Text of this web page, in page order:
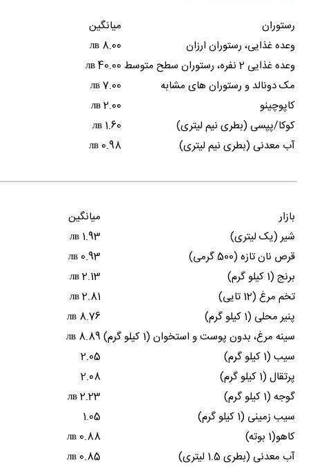
میانگین
رستوران
8.00 лв
وعده غذایی، رستوران ارزان
40.00 лв
وعده غذایی 2 نفره، رستوران سطح متوسط
7.00 лв
مک دونالد و رستوران های مشابه
2.00 лв
کاپوچینو
1.60 лв
کوکا/پپسی (بطری نیم لیتری)
0.98 лв
آب معدنی (بطری نیم لیتری)
میانگین
بازار
1.93 лв
شیر (یک لیتری)
0.93 лв
قرص نان تازه (500 گرمی)
2.13 лв
برنج (1 کیلو گرم)
2.81 лв
تخم مرغ (12 تایی)
8.76 лв
پنیر محلی (1 کیلو گرم)
8.89 лв
سینه مرغ، بدون پوست و استخوان (1 کیلو گرم)
2.05
سیب (1 کیلو گرم)
2.08
پرتقال (1 کیلو گرم)
2.23 лв
گوجه (1 کیلو گرم)
1.05
سیب زمینی (1 کیلو گرم)
0.88 лв
کاهو(1 بوته)
0.85 лв
آب معدنی (بطری 1.5 لیتری)